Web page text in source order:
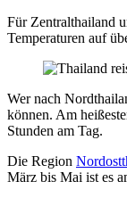
Für Zentralthailand
Temperaturen auf
Wer nach
können. Am
Stunden am Tag.
Die Region
März bis Mai ist es